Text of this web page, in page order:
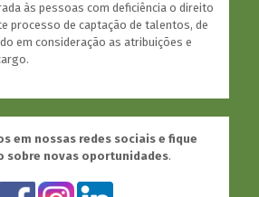
às pessoas com deficiência o direito
processo de captação de talentos, de
em consideração as atribuições e
em nossas redes sociais e fique
sobre novas oportunidades.